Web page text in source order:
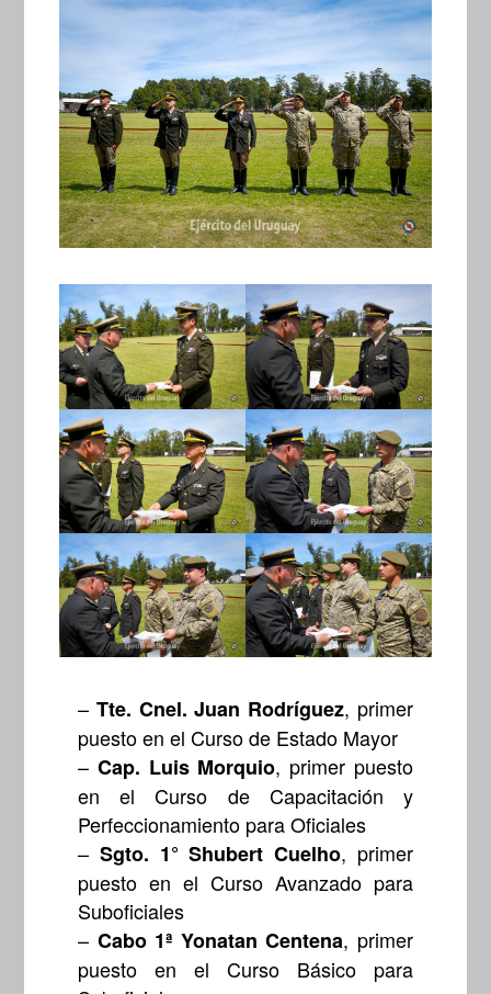
–Tte. Cnel. Juan Rodríguez, primer
puesto en el Curso de Estado Mayor
–Cap. Luis Morquio, primer puesto
en el Curso de Capacitación y
Perfeccionamiento para Oficiales
–Sgto. 1° Shubert Cuelho, primer
puesto en el Curso Avanzado para
Suboficiales
– Cabo 1ª Yonatan Centena, primer
puesto en el Curso Básico para